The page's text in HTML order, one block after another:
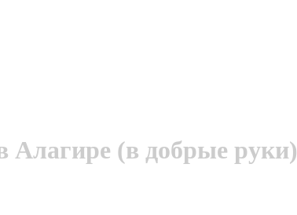
(в добрые руки)